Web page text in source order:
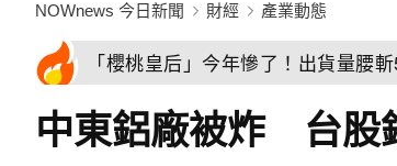
NOWnews 今日新聞 財經 產業動態
「櫻桃皇后」今年慘了！出貨量
中東鋁廠被炸 台股